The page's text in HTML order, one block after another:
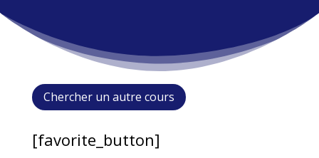
Chercher un autre cours
[favorite_button]